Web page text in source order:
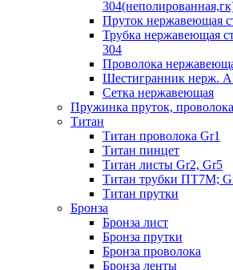
Пруток нержавеющая
Трубка нержавеющая
304
Проволока
Шестигранник нерж.
Сетка нержавеющая
Пружинка пруток, проволока
Титан
Титан проволока Gr1
Титан пинцет
Титан листы Gr2, Gr5
Титан трубки ПТ7М;
Титан прутки
Бронза
Бронза лист
Бронза прутки
Бронза проволока
Бронза ленты